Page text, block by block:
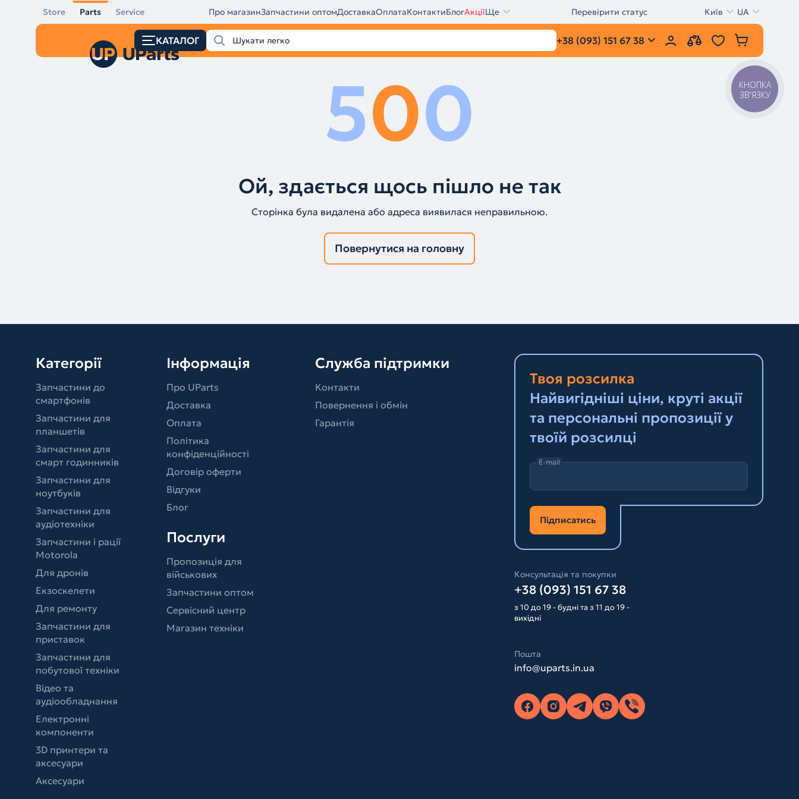
Store Parts Service Про магазинЗапчастини оптомДоставкаОплатаКонтактиБлогАкціїЩе Перевірити статус Київ UA
КАТАЛОГ +38 (093) 151 67 38
500
Ой, здається щось пішло не так
Сторінка була видалена або адреса виявилася неправильною.
Повернутися на головну
Категорії
Запчастини до
смартфонів
Запчастини для
планшетів
Запчастини для
смарт годинників
Запчастини для
ноутбуків
Запчастини для
аудіотехніки
Запчастини і рації
Motorola
Для дронів
Екзоскелети
Для ремонту
Запчастини для
приставок
Запчастини для
побутової техніки
Відео та
аудіообладнання
Електронні
компоненти
3D принтери та
аксесуари
Аксесуари
Інформація
Про UParts
Доставка
Оплата
Політика
конфіденційності
Договір оферти
Відгуки
Блог
Послуги
Пропозиція для
військових
Запчастини оптом
Сервісний центр
Магазин техніки
Служба підтримки
Контакти
Повернення і обмін
Гарантія
Твоя розсилка
Найвигідніші ціни, круті акції
та персональні пропозиції у
твоїй розсилці
E-mail
Підписатись
Консультація та покупки
+38 (093) 151 67 38
з 10 до 19 - будні та з 11 до 19 -
вихідні
Пошта
info@uparts.in.ua
КНОПКА
ЗВ'ЯЗКУ